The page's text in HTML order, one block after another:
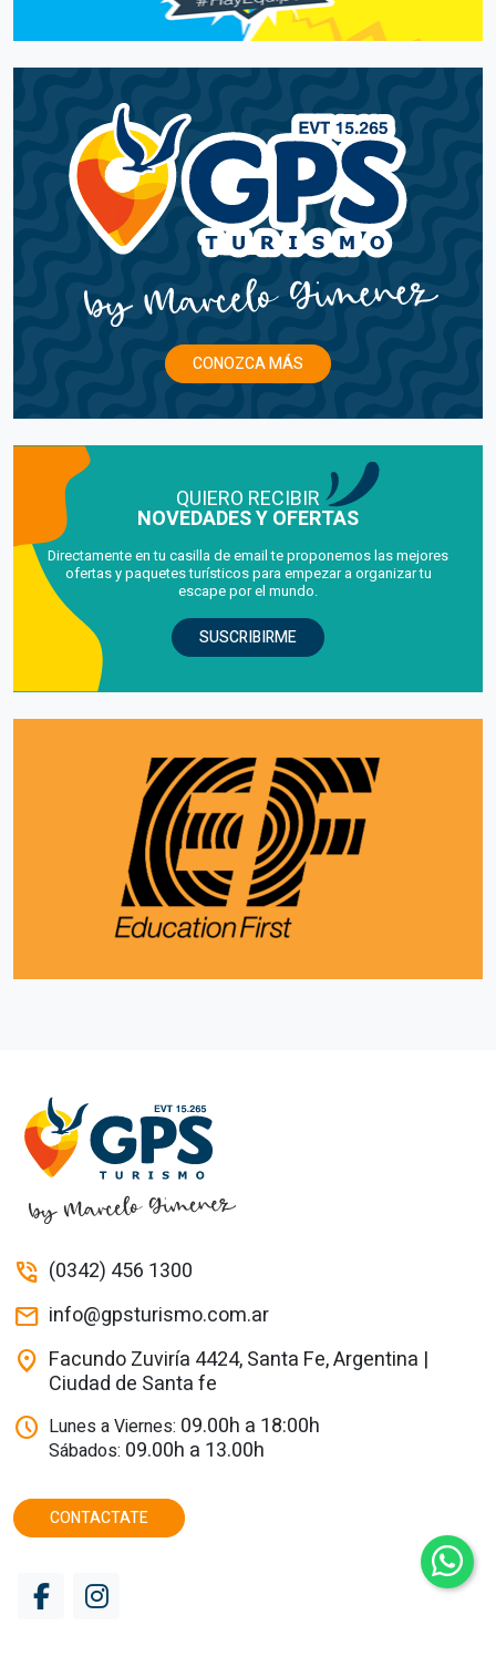
CONOZCA MÁS
QUIERO RECIBIR
NOVEDADES Y OFERTAS
Directamente en tu casilla de email te proponemos las mejores
ofertas y paquetes turísticos para empezar a organizar tu
escape por el mundo.
SUSCRIBIRME
phone_in_talk (0342) 456 1300
mail info@gpsturismo.com.ar
location_on Facundo Zuviría 4424, Santa Fe, Argentina |
Ciudad de Santa fe
schedule Lunes a Viernes: 09.00h a 18:00h
Sábados: 09.00h a 13.00h
CONTACTATE